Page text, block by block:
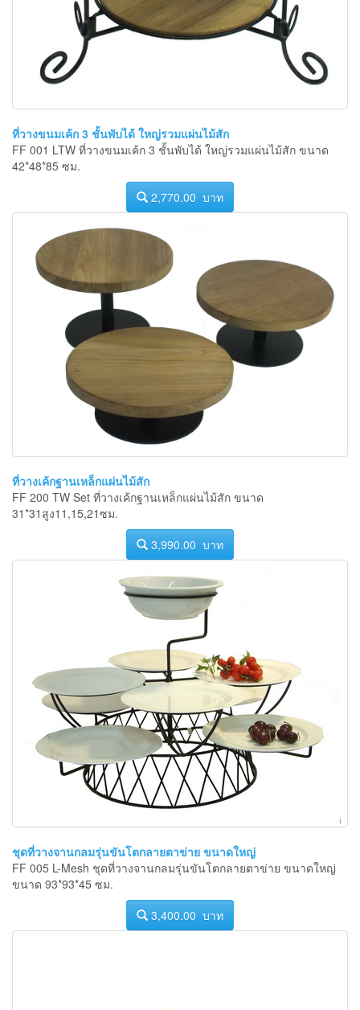
ที่วางขนมเค้ก 3 ชั้นพับได้ ใหญ่รวมแผ่นไม้สัก
FF 001 LTW ที่วางขนมเค้ก 3 ชั้นพับได้ ใหญ่รวมแผ่นไม้สัก ขนาด
42*48*85 ซม.
2,770.00 บาท
ที่วางเค้กฐานเหล็กแผ่นไม้สัก
FF 200 TW Set ที่วางเค้กฐานเหล็กแผ่นไม้สัก ขนาด
31*31สูง11,15,21ซม.
3,990.00 บาท
ชุดที่วางจานกลมรุ่นขันโตกลายตาข่าย ขนาดใหญ่
FF 005 L-Mesh ชุดที่วางจานกลมรุ่นขันโตกลายตาข่าย ขนาดใหญ่
ขนาด 93*93*45 ซม.
3,400.00 บาท